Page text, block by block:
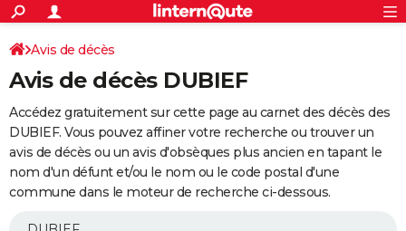
ACTUALITÉS
Politique
Société
Faits Divers
Education
Monde
Villes
+
SPORT
Coupe du monde 2026
Football
Tennis
Cyclisme
Rugby
Forum
Programme TV
TNT
Streaming
Cinéma
Sorties cinéma
Musique
+
FINANCE
Retraite
Epargne
Immobilier
Risques naturels par ville
Banque
Assurance
AUTO
Essais
Réserver un essai
Citadines
Berlines
SUV
Forum auto
+
Avis de décès
Avis de décès DUBIEF
Accédez gratuitement sur cette page au carnet des décès des
DUBIEF. Vous pouvez affiner votre recherche ou trouver un
avis de décès ou un avis d'obsèques plus ancien en tapant le
nom d'un défunt et/ou le nom ou le code postal d'une
commune dans le moteur de recherche ci-dessous.